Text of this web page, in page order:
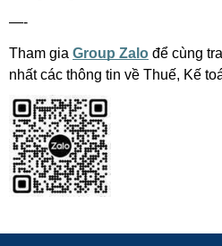
—-
Tham gia Group Zalo để cùng
nhất các thông tin về Thuế, Kế